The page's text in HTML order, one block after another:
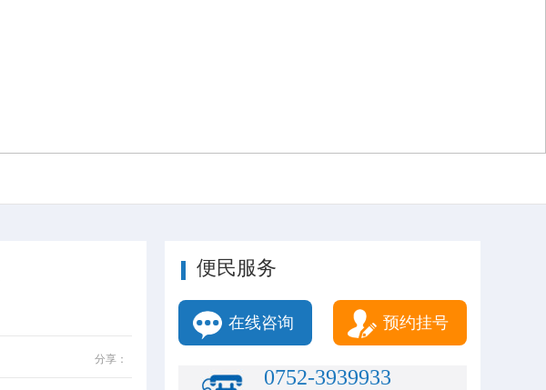
分享：
便民服务
在线咨询 预约挂号
0752-3939933